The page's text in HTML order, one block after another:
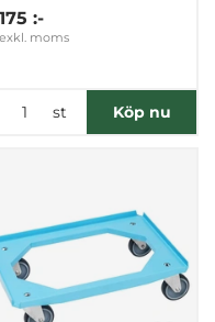
175 :-
exkl. moms
st Köp nu